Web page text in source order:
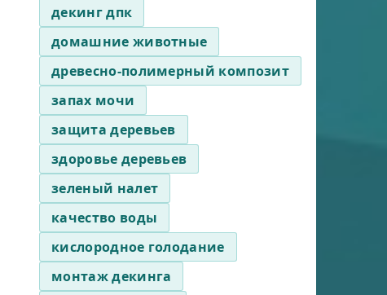
декинг дпк
домашние животные
древесно-полимерный композит
запах мочи
защита деревьев
здоровье деревьев
зеленый налет
качество воды
кислородное голодание
монтаж декинга